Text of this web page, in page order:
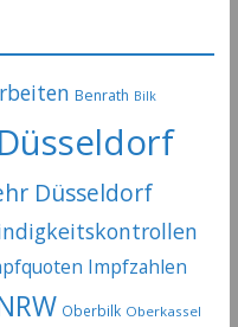
Benrath Bilk
Düsseldorf
Düsseldorf
Impfzahlen
Oberbilk Oberkassel